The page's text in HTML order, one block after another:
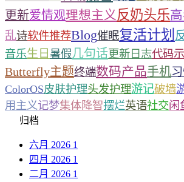
更新爱情观理想主义 反奶头乐
乱诗软件推荐Blog催眠复活计划
音乐生日 暑假几句话更新日志代码
Butterfly主题终端数码产品手机
ColorOS皮肤护理头发护理游记破墙
用主义记梦集体降智摆烂英语社交闲
归档
六月 2026 1
四月 2026 1
二月 2026 1